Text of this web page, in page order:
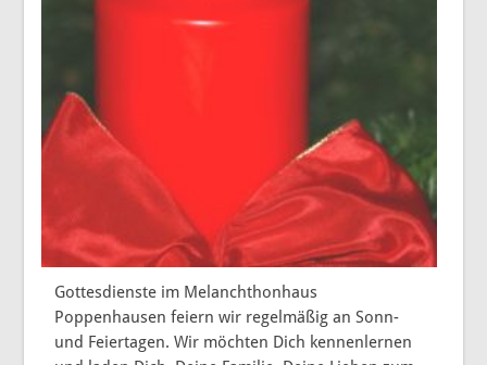
Gottesdienste im Melanchthonhaus
Poppenhausen feiern wir regelmäßig an Sonn-
und Feiertagen. Wir möchten Dich kennenlernen